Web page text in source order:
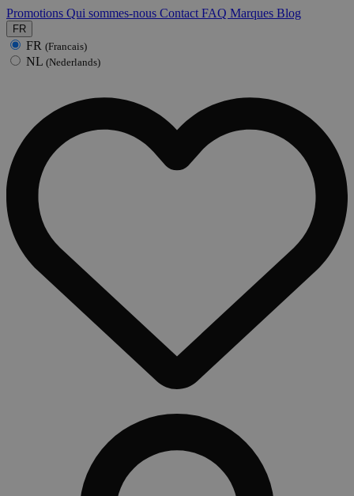
Promotions Qui sommes-nous Contact FAQ Marques Blog
FR
FR (Francais)
NL (Nederlands)